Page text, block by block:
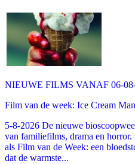
NIEUWE FILMS VANAF 06-
Film van de week: Ice Cream Man
5-8-2026 De nieuwe
van familiefilms, drama en
als Film van de Week: een
dat de warmste...